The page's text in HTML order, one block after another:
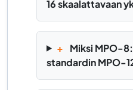
16 skaalattavaan
+
Miksi MPO-
standardin MPO-